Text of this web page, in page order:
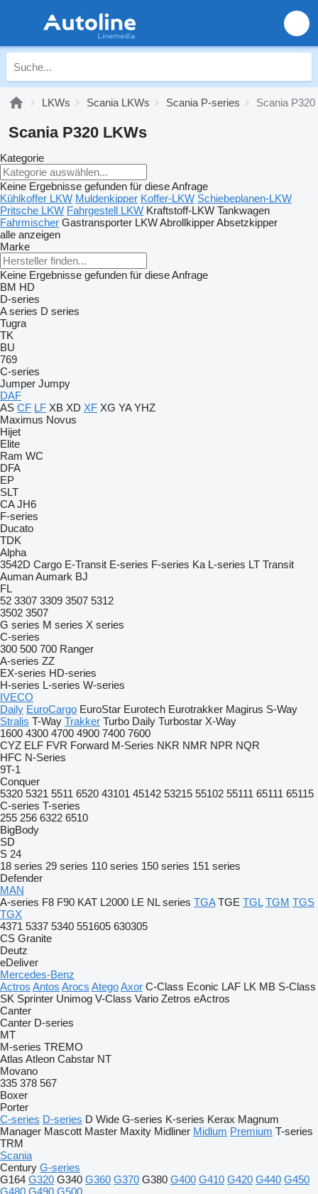
LKWs Scania LKWs Scania P-series Scania P320
Scania P320 LKWs
Kategorie
Keine Ergebnisse gefunden für diese Anfrage
Kühlkoffer LKW Muldenkipper Koffer-LKW Schiebeplanen-LKW
Pritsche LKW Fahrgestell LKW Kraftstoff-LKW Tankwagen
Fahrmischer Gastransporter LKWAbrollkipperAbsetzkipper
alle anzeigen
Marke
Keine Ergebnisse gefunden für diese Anfrage
BM HD
D-series
A series D series
Tugra
TK
BU
769
C-series
Jumper Jumpy
DAF
AS CF LF XB XD XF XG YA YHZ
Maximus Novus
Hijet
Elite
Ram WC
DFA
EP
SLT
CA JH6
F-series
Ducato
TDK
Alpha
3542D Cargo E-Transit E-series F-series Ka L-series LT Transit
AumanAumark BJ
FL
52 3307 3309 3507 5312
3502 3507
G series M series X series
C-series
300 500 700 Ranger
A-series ZZ
EX-series HD-series
H-series L-series W-series
IVECO
Daily EuroCargo EuroStar Eurotech Eurotrakker Magirus S-Way
Stralis T-Way Trakker Turbo Daily Turbostar X-Way
1600 4300 4700 4900 7400 7600
CYZ ELF FVR Forward M-Series NKR NMR NPR NQR
HFC N-Series
9T-1
Conquer
5320 5321 5511 6520 43101 45142 53215 55102 55111 65111 65115
C-series T-series
255 256 6322 6510
BigBody
SD
S 24
18 series 29 series 110 series 150 series 151 series
Defender
MAN
A-series F8 F90 KAT L2000 LE NL series TGA TGE TGL TGM TGS
TGX
4371 5337 5340 551605 630305
CS Granite
Deutz
eDeliver
Mercedes-Benz
Actros Antos Arocs AtegoAxor C-Class Econic LAF LK MB S-Class
SK Sprinter Unimog V-Class Vario Zetros eActros
Canter
Canter D-series
MT
M-series TREMO
Atlas Atleon Cabstar NT
Movano
335 378 567
Boxer
Porter
C-series D-series D Wide G-series K-series Kerax Magnum
Manager Mascott Master Maxity Midliner Midlum Premium T-series
TRM
Scania
Century G-series
G164 G320 G340 G360 G370 G380 G400 G410 G420 G440 G450
G480 G490 G500